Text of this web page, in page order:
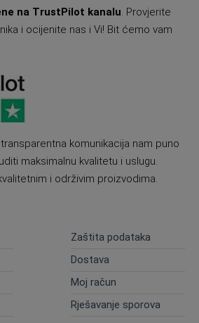
na TrustPilot kanalu. Provjerite
i ocijenite nas i Vi! Bit ćemo vam
komunikacija nam puno
maksimalnu kvalitetu i uslugu.
i održivim proizvodima.
Zaštita podataka
Dostava
Moj račun
Rješavanje sporova